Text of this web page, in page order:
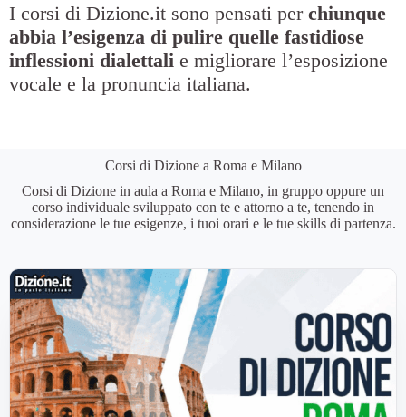
I corsi di Dizione.it sono pensati per chiunque
abbia l’esigenza di pulire quelle fastidiose
inflessioni dialettali e migliorare l’esposizione
vocale e la pronuncia italiana.
Corsi di Dizione a Roma e Milano
Corsi di Dizione in aula a Roma e Milano, in gruppo oppure un
corso individuale sviluppato con te e attorno a te, tenendo in
considerazione le tue esigenze, i tuoi orari e le tue skills di partenza.